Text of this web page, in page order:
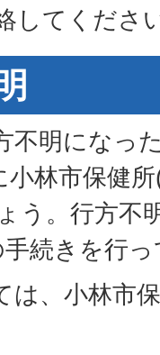
してくださ
不明になっ
林市保健
う。行方不
続きを行
は、小林市